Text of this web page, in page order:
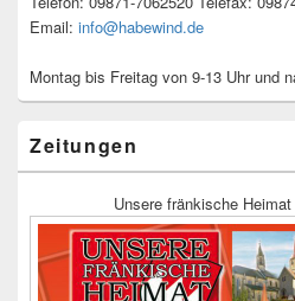
Email: info@habewind.de
Montag bis Freitag von 9-13 Uhr und
Zeitungen
Unsere fränkische